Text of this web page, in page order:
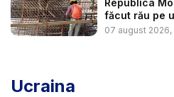
Republica
făcut rău pe
07 august 2026,
Ucraina